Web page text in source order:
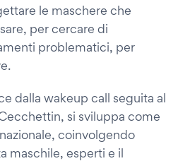
le maschere che
per cercare di
problematici, per
dalla wakeup call seguita al
si sviluppa come
coinvolgendo
maschile, esperti e il